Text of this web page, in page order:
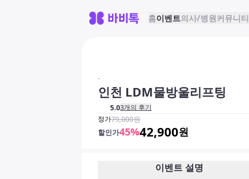
홈이벤트의사/병원커뮤니티
-
인천 LDM물방울리프팅
5.03개의 후기
정가79,000원
할인가45%42,900원
이벤트 설명